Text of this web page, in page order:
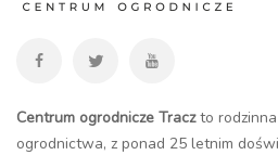
Centrum ogrodnicze Traczto
ogrodnictwa, z ponad 25 letnim